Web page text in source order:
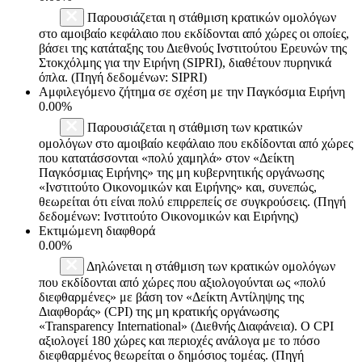
Παρουσιάζεται η στάθμιση κρατικών ομολόγων
στο αμοιβαίο κεφάλαιο που εκδίδονται από χώρες οι οποίες,
βάσει της κατάταξης του Διεθνούς Ινστιτούτου Ερευνών της
Στοκχόλμης για την Ειρήνη (SIPRI), διαθέτουν πυρηνικά
όπλα. (Πηγή δεδομένων: SIPRI)
Αμφιλεγόμενο ζήτημα σε σχέση με την Παγκόσμια Ειρήνη
0.00%
Παρουσιάζεται η στάθμιση των κρατικών
ομολόγων στο αμοιβαίο κεφάλαιο που εκδίδονται από χώρες
που κατατάσσονται «πολύ χαμηλά» στον «Δείκτη
Παγκόσμιας Ειρήνης» της μη κυβερνητικής οργάνωσης
«Ινστιτούτο Οικονομικών και Ειρήνης» και, συνεπώς,
θεωρείται ότι είναι πολύ επιρρεπείς σε συγκρούσεις. (Πηγή
δεδομένων: Ινστιτούτο Οικονομικών και Ειρήνης)
Εκτιμώμενη διαφθορά
0.00%
Δηλώνεται η στάθμιση των κρατικών ομολόγων
που εκδίδονται από χώρες που αξιολογούνται ως «πολύ
διεφθαρμένες» με βάση τον «Δείκτη Αντίληψης της
Διαφθοράς» (CPI) της μη κρατικής οργάνωσης
«Transparency International» (Διεθνής Διαφάνεια). Ο CPI
αξιολογεί 180 χώρες και περιοχές ανάλογα με το πόσο
διεφθαρμένος θεωρείται ο δημόσιος τομέας. (Πηγή